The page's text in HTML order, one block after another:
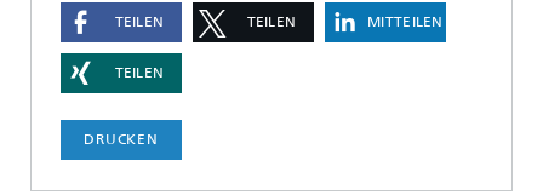
TEILEN TEILEN MITTEILEN
TEILEN
DRUCKEN